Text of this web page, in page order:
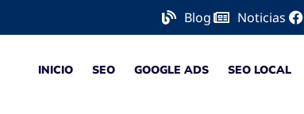
Blog Noticias
INICIO SEO GOOGLE ADS SEO LOCAL